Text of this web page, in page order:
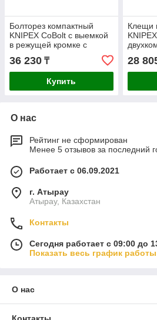
Болторез компактный
KNIPEX CoBolt с выемкой
в режущей кромке с
двухкомпонентной
рукояткой 200мм 7132200
36 230 ₸
Купить
Клещи
28
О нас
Рейтинг не сформирован
Менее 5 отзывов за последний
Работает с 06.09.2021
г. Атырау
Атырау, Казахстан
Контакты
Сегодня работает с 09:00 до
Показать весь график работы
О нас